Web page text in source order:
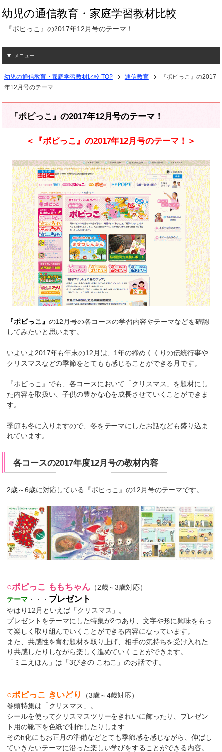
幼児の通信教育・家庭学習教材比較
『ポピっこ』の2017年12月号のテーマ！
メニュー
幼児の通信教育・家庭学習教材比較 TOP 通信教育
『ポピっこ』の2017
年12月号のテーマ！
『ポピっこ』の2017年12月号のテーマ！
＜『ポピっこ』の2017年12月号のテーマ！＞
『ポピっこ』の12月号の各コースの学習内容やテーマなどを確認
してみたいと思います。
いよいよ2017年も年末の12月は、1年の締めくくりの伝統行事や
クリスマスなどの季節をとてもも感じることができる月です。
『ポピっこ』でも、各コースにおいて「クリスマス」を題材にし
た内容を取扱い、子供の豊かな心を成長させていくことができま
す。
季節も冬に入りますので、冬をテーマにしたお話なども盛り込ま
れています。
各コースの2017年度12月号の教材内容
2歳～6歳に対応している『ポピっこ』の12月号のテーマです。
○ポピっこ ももちゃん （2歳～3歳対応）
テーマ ・・・ プレゼント
やはり12月といえば「クリスマス」。
プレゼントをテーマにした特集が2つあり、文字や形に興味をもっ
て楽しく取り組んでいくことができる内容になっています。
また、共感性を育む題材を取り上げ、相手の気持ちを受け入れた
り共感したりしながら楽しく進めていくことができます。
「ミニえほん」は「3びきの こねこ」のお話です。
○ポピっこ きいどり
（3歳～4歳対応）
巻頭特集は「クリスマス」。
シールを使ってクリスマスツリーをきれいに飾ったり、プレゼン
ト用の靴下を色紙で制作したりします
そのh化にもお正月の準備などとても季節感を感じながら、伸ばし
ていきたいテーマに沿った楽しい学びをすることができる内容。